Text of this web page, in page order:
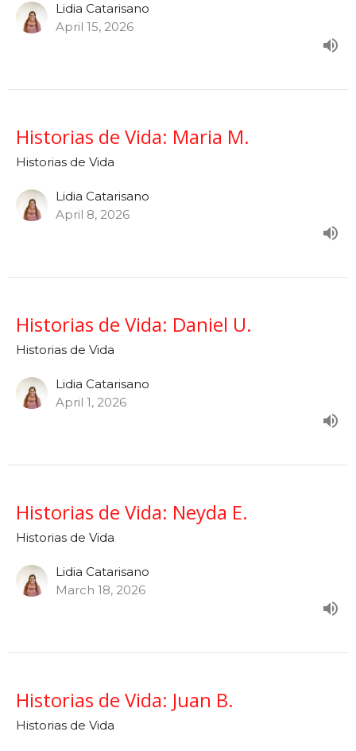
Lidia Catarisano
April 15, 2026
Historias de Vida: Maria M.
Historias de Vida
Lidia Catarisano
April 8, 2026
Historias de Vida: Daniel U.
Historias de Vida
Lidia Catarisano
April 1, 2026
Historias de Vida: Neyda E.
Historias de Vida
Lidia Catarisano
March 18, 2026
Historias de Vida: Juan B.
Historias de Vida